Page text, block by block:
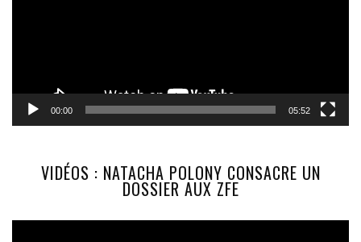
00:00 05:52
VIDÉOS : NATACHA POLONY CONSACRE UN
DOSSIER AUX ZFE